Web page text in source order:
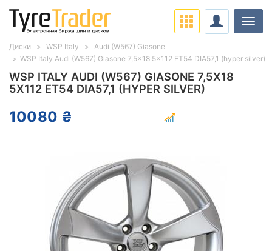
WSP ITALY AUDI (W567) GIASONE 7,5X18
5X112 ET54 DIA57,1 (HYPER SILVER)
10080 ₴
Диски WSP Italy
Audi (W567) Giasone
WSP Italy Audi (W567) Giasone 7,5x18 5x112 ET54 DIA57,1 (hyper silver)